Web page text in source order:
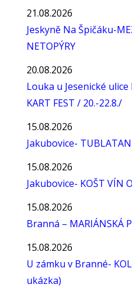
21.08.2026
Jeskyně Na Špičáku-
NETOPÝRY
20.08.2026
Louka u Jesenické ulice
KART FEST / 20.-22.8./
15.08.2026
Jakubovice-
15.08.2026
Jakubovice- KOŠT VÍN
15.08.2026
Branná – MARIÁNSKÁ
15.08.2026
U zámku v Branné-
ukázka)